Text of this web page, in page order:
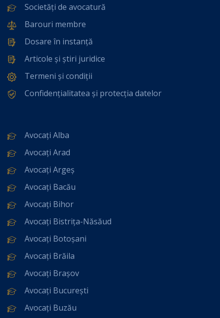
Societăți de avocatură
Barouri membre
Dosare în instanță
Articole și știri juridice
Termeni și condiții
Confidențialitatea și protecția datelor
Avocați Alba
Avocați Arad
Avocați Argeș
Avocați Bacău
Avocați Bihor
Avocați Bistrița-Năsăud
Avocați Botoșani
Avocați Brăila
Avocați Brașov
Avocați București
Avocați Buzău